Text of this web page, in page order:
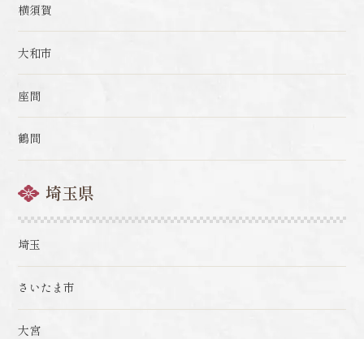
横須賀
大和市
座間
鶴間
埼玉県
埼玉
さいたま市
大宮